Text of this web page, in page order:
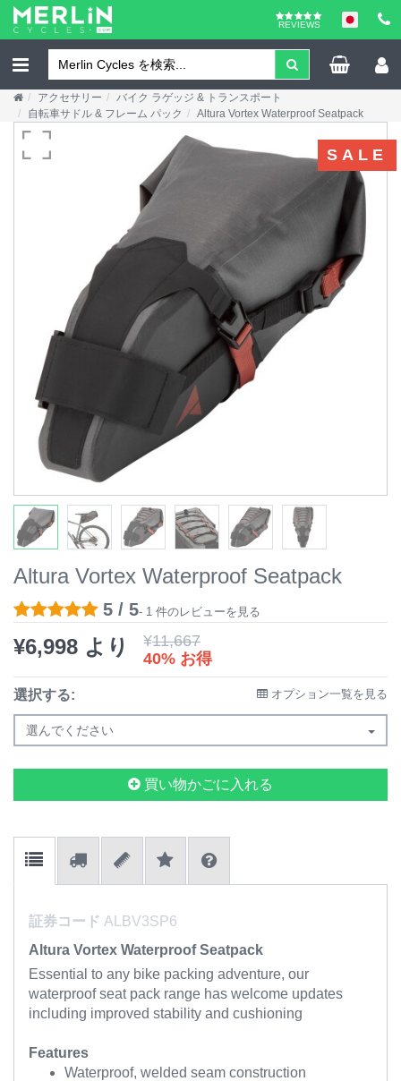
REVIEWS
アクセサリー
バイク ラゲッジ & トランスポート
自転車サドル & フレーム パック
Altura Vortex Waterproof Seatpack
SALE
Altura Vortex Waterproof Seatpack
5 / 5- 1 件のレビューを見る
¥6,998 より ¥11,667
40% お得
選択する: オプション一覧を見る
選んでください
買い物かごに入れる
証券コード ALBV3SP6
Altura Vortex Waterproof Seatpack
Essential to any bike packing adventure, our
waterproof seat pack range has welcome updates
including improved stability and cushioning
Features
Waterproof, welded seam construction